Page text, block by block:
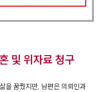
및 위자료 청구
을 꿈꿨지만, 남편은 의뢰인과